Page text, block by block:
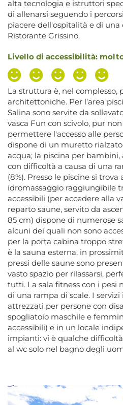
alta tecnologia e istruttori
di allenarsi seguendo i
piacere dell'ospitalità e di una
Ristorante Grissino.
Livello di accessibilità:
La struttura è, nel complesso,
architettoniche. Per l’area
Salina sono servite da
vasca Fun con scivolo, pur
permettere l'accesso alle
dispone di un muretto
acqua; la piscina per bambini,
con difficoltà a causa di una
(8%). Presso le piscine si trova
idromassaggio raggiungibile
accessibili (per accedere alla
reparto saune, servito da
85 cm) dispone di numerose
alcuni dei quali non sono
per la porta cabina troppo
è la sauna esterna, in
pressi delle saune sono
vasto spazio per rilassarsi,
tutti. La sala fitness con i pesi
di una rampa di scale. I
attrezzati per persone con
spogliatoio maschile e
accessibili) e in un locale
impianti: vi è qualche
al wc solo nel bagno degli